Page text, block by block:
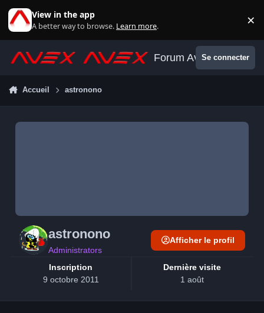
View in the app
A better way to browse. Learn more. ×
Forum AvexSe connecter
Accueil astronono
astronono
Administrators
Inscription
9 octobre 2011
Dernière visite
1 août
Afficher le profil